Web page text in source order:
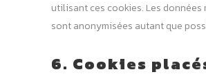
utilisant ces cookies. Les données
sont anonymisées autant que
6. Cookies